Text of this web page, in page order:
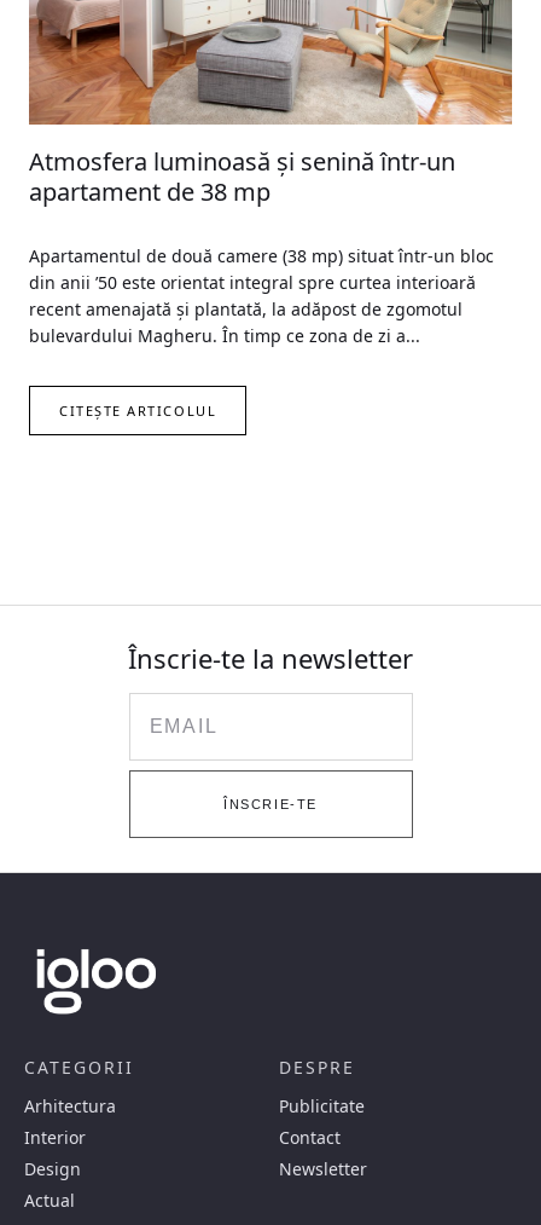
Atmosfera luminoasă și senină într-un
apartament de 38 mp
Apartamentul de două camere (38 mp) situat într-un bloc
din anii ’50 este orientat integral spre curtea interioară
recent amenajată și plantată, la adăpost de zgomotul
bulevardului Magheru. În timp ce zona de zi a...
CITEȘTE ARTICOLUL
Înscrie-te la newsletter
ÎNSCRIE-TE
CATEGORII
Arhitectura
Interior
Design
Actual
DESPRE
Publicitate
Contact
Newsletter